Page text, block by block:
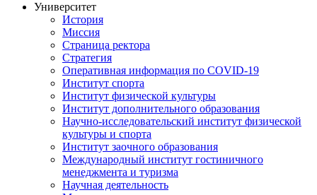
Университет
История
Миссия
Страница ректора
Стратегия
Оперативная информация по COVID-19
Институт спорта
Институт физической культуры
Институт дополнительного образования
Научно-исследовательский институт физической
культуры и спорта
Институт заочного образования
Международный институт гостиничного
менеджмента и туризма
Научная деятельность